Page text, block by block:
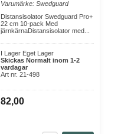
Varumärke: Swedguard
Distansisolator Swedguard Pro+
22 cm 10-pack Med
järnkärnaDistansisolator med...
I Lager Eget Lager
Skickas Normalt inom 1-2
vardagar
Art nr. 21-498
82,00